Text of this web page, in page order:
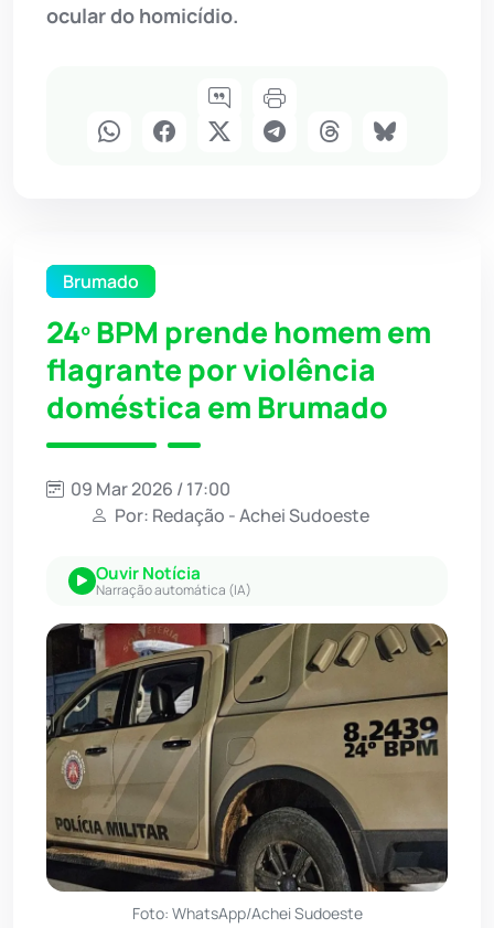
ocular do homicídio.
Brumado
24º BPM prende homem em
flagrante por violência
doméstica em Brumado
09 Mar 2026 / 17:00
Por: Redação - Achei Sudoeste
Ouvir Notícia
Narração automática (IA)
Foto: WhatsApp/Achei Sudoeste